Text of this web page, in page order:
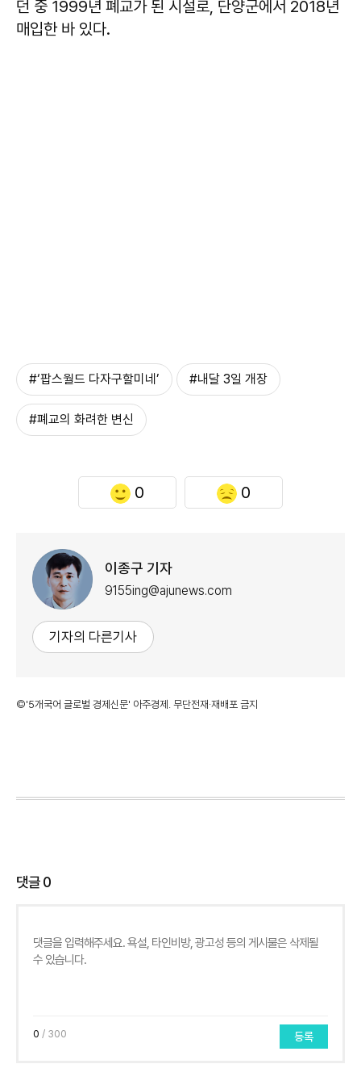
던 중 1999년 폐교가 된 시설로, 단양군에서 2018년
매입한 바 있다.
#‘팝스월드 다자구할미네’ #내달 3일 개장
#폐교의 화려한 변신
0 0
이종구 기자
9155ing@ajunews.com
기자의 다른기사
©'5개국어 글로벌 경제신문' 아주경제. 무단전재·재배포 금지
댓글0
0 / 300 등록